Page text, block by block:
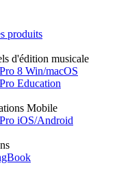
produits
d'édition musicale
8 Win/macOS
Education
Mobile
iOS/Android